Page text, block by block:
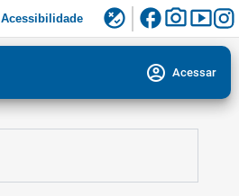
Acessibilidade flaky facebookphoto_camerasmart_display
account_circle Acessar